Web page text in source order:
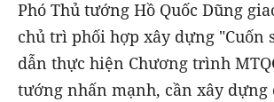
Phó Thủ tướng Hồ Quốc Dũng
chủ trì phối hợp xây dựng "Cuốn
dẫn thực hiện Chương trình
tướng nhấn mạnh, cần xây dựng